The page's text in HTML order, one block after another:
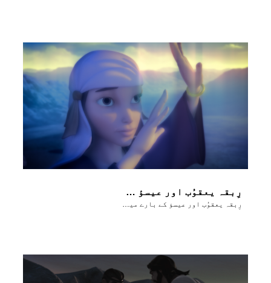
رِبقہ یعقوُب اور عیسؤ کے بارے میں بَتاتی ہے